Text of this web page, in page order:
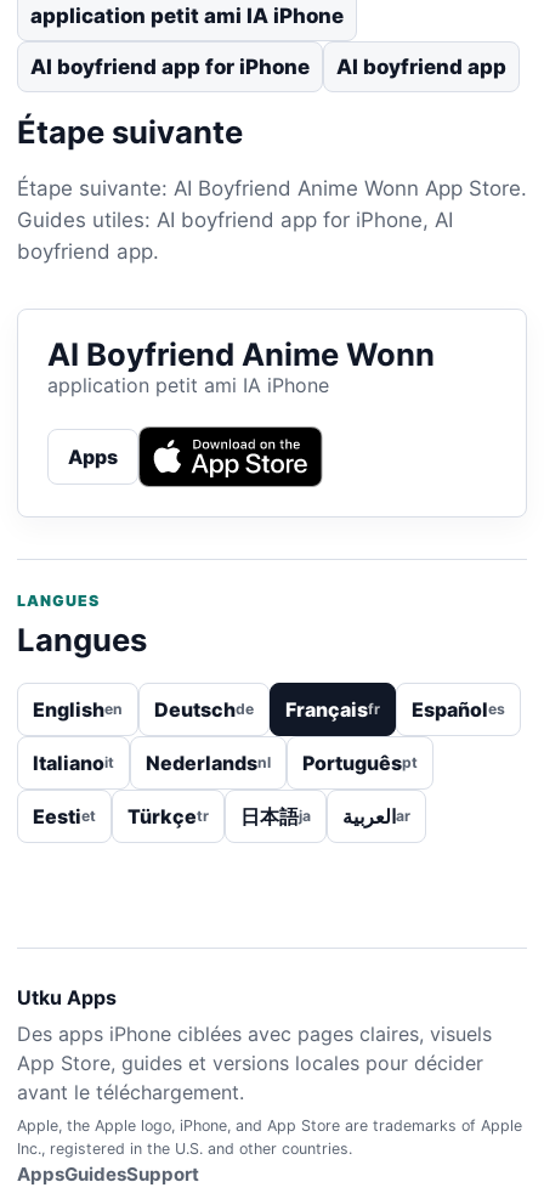
application petit ami IA iPhone
AI boyfriend app for iPhone AI boyfriend app
Étape suivante
Étape suivante: AI Boyfriend Anime Wonn App Store.
Guides utiles: AI boyfriend app for iPhone, AI
boyfriend app.
AI Boyfriend Anime Wonn
application petit ami IA iPhone
Apps
LANGUES
Langues
Englishen Deutschde Françaisfr Españoles
Italianoit Nederlandsnl Portuguêspt
Eestiet Türkçetr 日本語ja العربيةar
Utku Apps
Des apps iPhone ciblées avec pages claires, visuels
App Store, guides et versions locales pour décider
avant le téléchargement.
Apple, the Apple logo, iPhone, and App Store are trademarks of Apple
Inc., registered in the U.S. and other countries.
AppsGuidesSupport